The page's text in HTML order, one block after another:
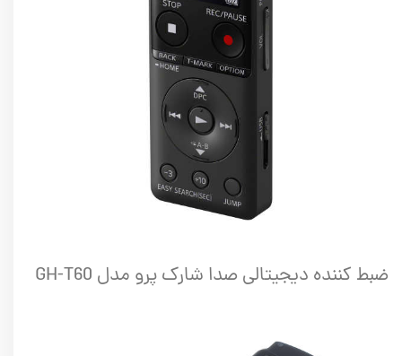
ضبط کننده دیجیتالی صدا شارک پرو مدل GH-T60